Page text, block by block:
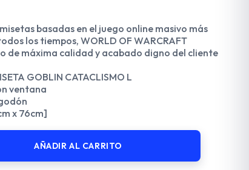
basadas en el juego online masivo más
los tiempos, WORLD OF WARCRAFT
de máxima calidad y acabado digno del cliente
GOBLIN CATACLISMO L
ventana
x 76cm]
AÑADIR AL CARRITO